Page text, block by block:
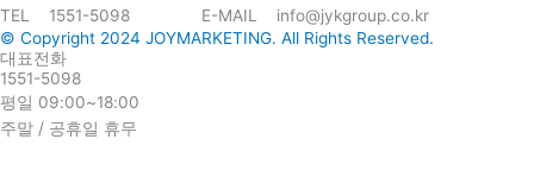
TEL 1551-5098 E-MAIL info@jykgroup.co.kr
© Copyright 2024 JOYMARKETING. All Rights Reserved.
대표전화
1551-5098
평일 09:00~18:00
주말 / 공휴일 휴무